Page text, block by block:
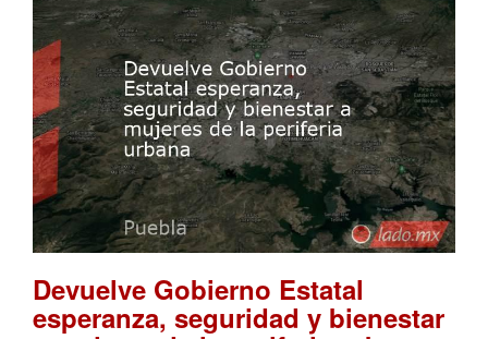
Devuelve Gobierno Estatal
esperanza, seguridad y bienestar